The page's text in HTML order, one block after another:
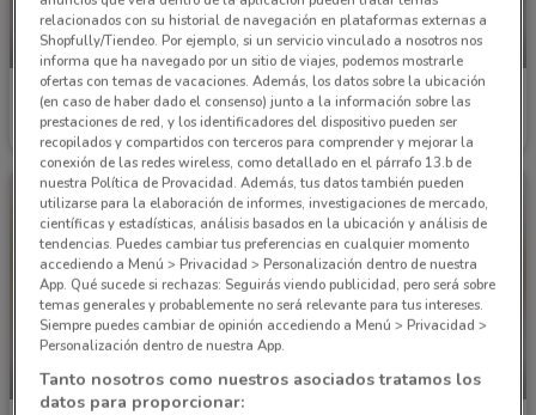
CADUCA HOY
Soriana Híper
Caduca hoy 1.7 km
CADUCA HOY
Soriana Híper
Caduca hoy
CADUCA HOY CADUCA HOY
relacionados con su historial de navegación en plataformas externas a
Shopfully/Tiendeo. Por ejemplo, si un servicio vinculado a nosotros nos
informa que ha navegado por un sitio de viajes, podemos mostrarle
ofertas con temas de vacaciones. Además, los datos sobre la ubicación
(en caso de haber dado el consenso) junto a la información sobre las
prestaciones de red, y los identificadores del dispositivo pueden ser
recopilados y compartidos con terceros para comprender y mejorar la
conexión de las redes wireless, como detallado en el párrafo 13.b de
nuestra Política de Provacidad. Además, tus datos también pueden
utilizarse para la elaboración de informes, investigaciones de mercado,
científicas y estadísticas, análisis basados en la ubicación y análisis de
tendencias. Puedes cambiar tus preferencias en cualquier momento
accediendo a Menú > Privacidad > Personalización dentro de nuestra
App. Qué sucede si rechazas: Seguirás viendo publicidad, pero será sobre
temas generales y probablemente no será relevante para tus intereses.
Siempre puedes cambiar de opinión accediendo a Menú > Privacidad >
Personalización dentro de nuestra App.
Tanto nosotros como nuestros asociados tratamos los
datos para proporcionar: